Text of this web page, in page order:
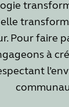
Pour faire
à